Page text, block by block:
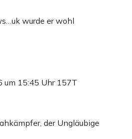
wurde er wohl
um 15:45 Uhr 157T
der Ungläubige